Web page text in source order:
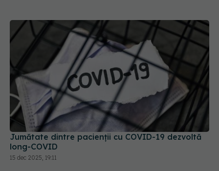
Jumătate dintre pacienții cu COVID-19 dezvoltă
long-COVID
15 dec 2025, 19:11